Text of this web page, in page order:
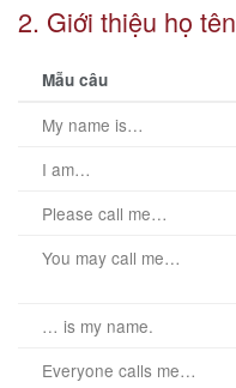
2. Giới thiệu họ tên
Mẫu câu
My name is…
I am…
Please call me…
You may call me…
… is my name.
Everyone calls me…